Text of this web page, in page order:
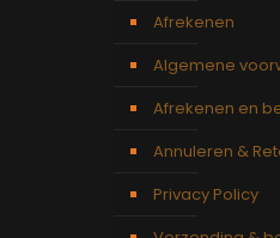
Afrekenen
Algemene
Afrekenen en
Annuleren &
Privacy Policy